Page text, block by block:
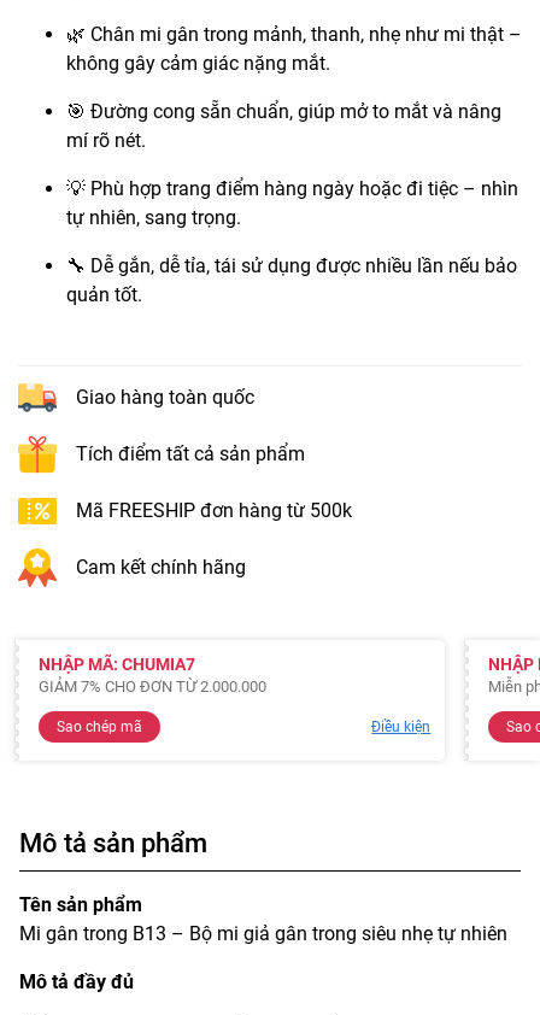
🌿 Chân mi gân trong mảnh, thanh, nhẹ như mi thật –
không gây cảm giác nặng mắt.
🎯 Đường cong sẵn chuẩn, giúp mở to mắt và nâng
mí rõ nét.
💡 Phù hợp trang điểm hàng ngày hoặc đi tiệc – nhìn
tự nhiên, sang trọng.
🔧 Dễ gắn, dễ tỉa, tái sử dụng được nhiều lần nếu bảo
quản tốt.
Giao hàng toàn quốc
Tích điểm tất cả sản phẩm
Mã FREESHIP đơn hàng từ 500k
Cam kết chính hãng
NHẬP MÃ: CHUMIA7
GIẢM 7% CHO ĐƠN TỪ 2.000.000
Sao chép mã Điều kiện
NHẬP
Miễn
Sao
Mô tả sản phẩm
Tên sản phẩm
Mi gân trong B13 – Bộ mi giả gân trong siêu nhẹ tự nhiên
Mô tả đầy đủ